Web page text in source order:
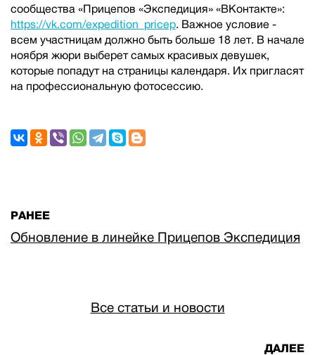
сообщества «Прицепов «Экспедиция» «ВКонтакте»:
https://vk.com/expedition_pricep. Важное условие -
всем участницам должно быть больше 18 лет. В начале
ноября жюри выберет самых красивых девушек,
которые попадут на страницы календаря. Их пригласят
на профессиональную фотосессию.
РАНЕЕ
Обновление в линейке Прицепов Экспедиция
Все статьи и новости
ДАЛЕЕ